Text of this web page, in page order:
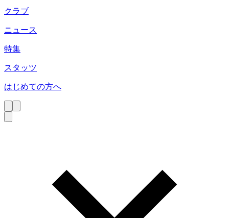
クラブ
ニュース
特集
スタッツ
はじめての方へ